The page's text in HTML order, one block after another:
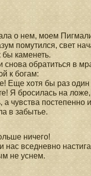
о нем, моем
помутился, свет
бы каменеть.
снова обратиться в
к богам:
Еще хотя бы раз один
Я бросилась на ложе,
а чувства постепенно
в забытье.
ничего!
нас вседневно
не уснем.